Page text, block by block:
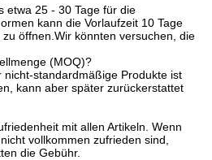
etwa 25 - 30 Tage für die
kann die Vorlaufzeit 10 Tage
öffnen.Wir könnten versuchen, die
(MOQ)?
standardmäßige Produkte ist
kann aber später zurückerstattet
mit allen Artikeln. Wenn
vollkommen zufrieden sind,
die Gebühr.